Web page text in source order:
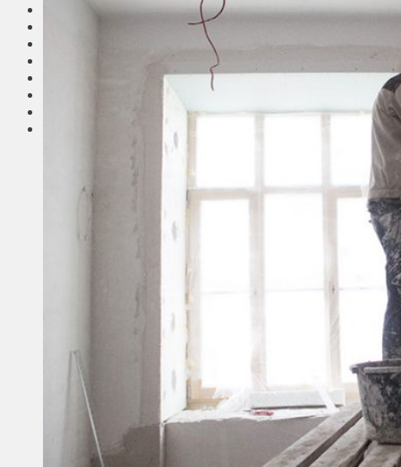
Фоторепортаж
Сеньорам
Здравоохранение
Приграничье
Едим дома
Ищу семью
Духовное пространство
Спорт
Технологии